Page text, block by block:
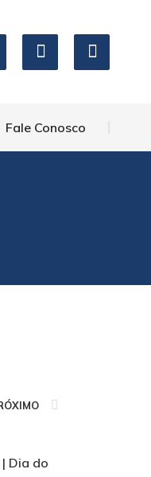
Fale Conosco
Dia do